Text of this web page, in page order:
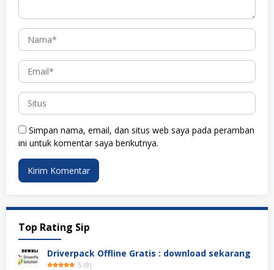
Simpan nama, email, dan situs web saya pada peramban
ini untuk komentar saya berikutnya.
Top Rating Sip
Driverpack Offline Gratis : download sekarang
5 (9)